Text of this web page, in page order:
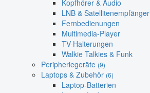
Kopfhörer & Audio
LNB & Satellitenempfänger
Fernbedienungen
Multimedia-Player
TV-Halterungen
Walkie Talkies & Funk
Peripheriegeräte (9)
Laptops & Zubehör (6)
Laptop-Batterien